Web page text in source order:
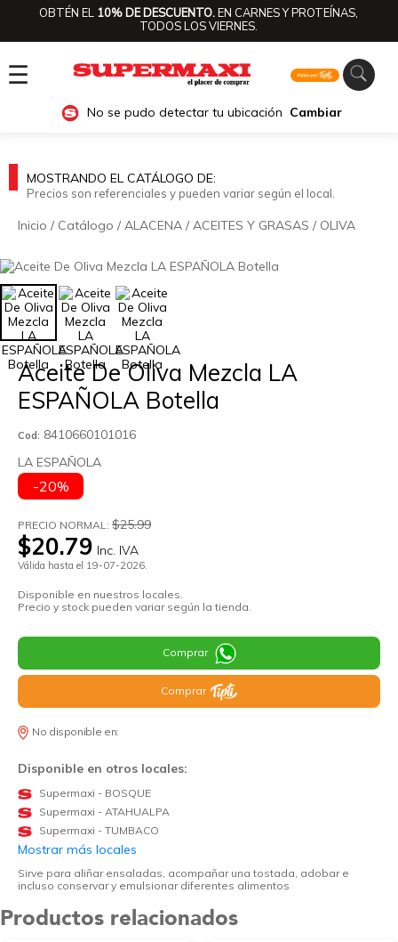
OBTÉN EL 10% DE DESCUENTO.EN CARNES Y PROTEÍNAS,
TODOS LOS VIERNES.
☰
No se pudo detectar tu ubicación Cambiar
MOSTRANDO EL CATÁLOGO DE:
Precios son referenciales y pueden variar según el local.
Inicio / Catálogo /ALACENA /ACEITES Y GRASAS / OLIVA
Aceite De Oliva Mezcla LA
ESPAÑOLA Botella
Cod: 8410660101016
LA ESPAÑOLA
-20%
PRECIO NORMAL: $25.99
$20.79 Inc. IVA
Válida hasta el 19-07-2026.
Disponible en nuestros locales.
Precio y stock pueden variar según la tienda.
Comprar
Comprar
No disponible en:
Disponible en otros locales:
Supermaxi - BOSQUE
Supermaxi - ATAHUALPA
Supermaxi - TUMBACO
Mostrar más locales
Sirve para aliñar ensaladas, acompañar una tostada, adobar e
incluso conservar y emulsionar diferentes alimentos
Productos relacionados